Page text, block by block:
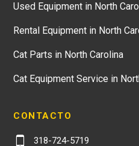
Used Equipment in North
Rental Equipment in North
Cat Parts in North Carolina
Cat Equipment Service in
CONTACTO
318-724-5719